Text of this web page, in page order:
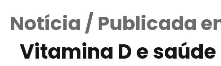
Notícia / Publicada
Vitamina D e